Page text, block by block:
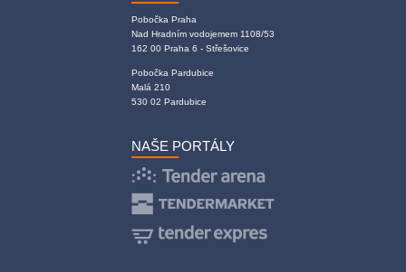
Pobočka Praha
Nad Hradním vodojemem 1108/53
162 00 Praha 6 - Střešovice
Pobočka Pardubice
Malá 210
530 02 Pardubice
NAŠE PORTÁLY